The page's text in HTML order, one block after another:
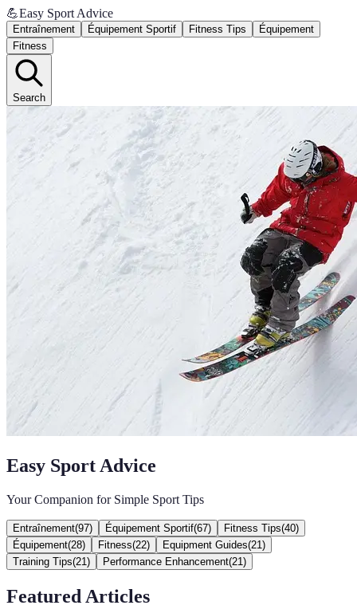
💪Easy Sport Advice
Entraînement Équipement Sportif Fitness Tips
Équipement
Fitness
Search
Easy Sport Advice
Your Companion for Simple Sport Tips
Entraînement(97) Équipement Sportif(67) Fitness Tips(40)
Équipement(28) Fitness(22) Equipment Guides(21 )
Training Tips(21 ) Performance Enhancement(21 )
Featured Articles